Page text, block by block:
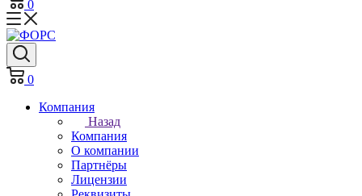
0
0
Компания
Назад
Компания
О компании
Партнёры
Лицензии